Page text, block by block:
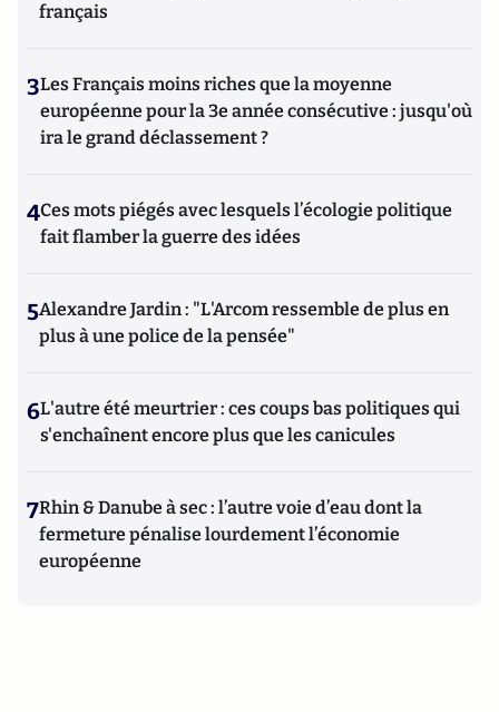
français
3Les Français moins riches que la moyenne
européenne pour la 3e année consécutive : jusqu'où
ira le grand déclassement ?
4Ces mots piégés avec lesquels l’écologie politique
fait flamber la guerre des idées
5Alexandre Jardin : "L'Arcom ressemble de plus en
plus à une police de la pensée"
6L'autre été meurtrier : ces coups bas politiques qui
s'enchaînent encore plus que les canicules
7Rhin & Danube à sec : l’autre voie d’eau dont la
fermeture pénalise lourdement l’économie
européenne